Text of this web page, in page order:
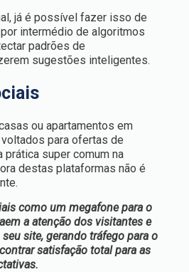
já é possível fazer isso de
intermédio de algoritmos
padrões de
sugestões inteligentes.
ou apartamentos em
voltados para ofertas de
prática super comum na
destas plataformas não é
como um megafone para o
a atenção dos visitantes e
site, gerando tráfego para o
satisfação total para as